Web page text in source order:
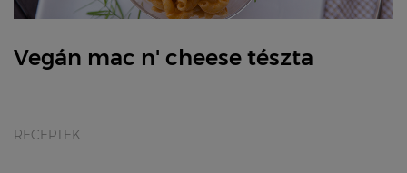
Vegán mac n' cheese tészta
RECEPTEK